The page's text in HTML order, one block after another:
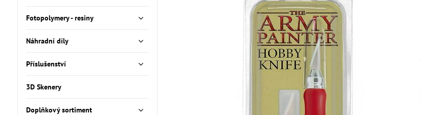
Fotopolymery - resiny
Náhradní díly
Příslušenství
3D Skenery
Doplňkový sortiment